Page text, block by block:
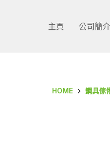
主頁 公司簡介
HOME 鋼具傢